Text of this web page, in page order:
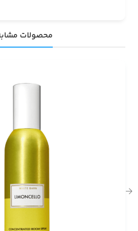
محصولات